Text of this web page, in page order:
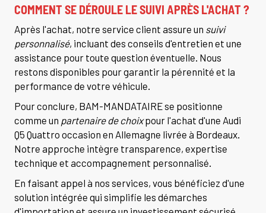
COMMENT SE DÉROULE LE SUIVI APRÈS L'ACHAT ?
Après l'achat, notre service client assure un suivi
personnalisé, incluant des conseils d'entretien et une
assistance pour toute question éventuelle. Nous
restons disponibles pour garantir la pérennité et la
performance de votre véhicule.
Pour conclure, BAM-MANDATAIRE se positionne
comme un partenaire de choixpour l'achat d'une Audi
Q5 Quattro occasion en Allemagne livrée à Bordeaux.
Notre approche intègre transparence, expertise
technique et accompagnement personnalisé.
En faisant appel à nos services, vous bénéficiez d'une
solution intégrée qui simplifie les démarches